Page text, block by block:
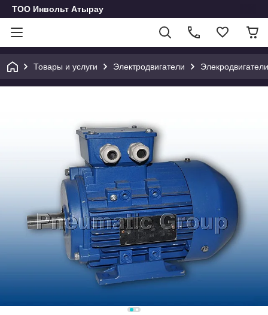
ТОО Инвольт Атырау
Товары и услуги Электродвигатели